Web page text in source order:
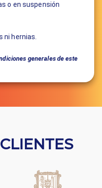
o en suspensión
ni hernias.
generales de este